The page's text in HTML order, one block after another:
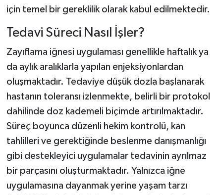
için temel bir gereklilik olarak kabul edilmektedir.
Tedavi Süreci Nasıl İşler?
Zayıflama iğnesi uygulaması genellikle haftalık ya
da aylık aralıklarla yapılan enjeksiyonlardan
oluşmaktadır. Tedaviye düşük dozla başlanarak
hastanın toleransı izlenmekte, belirli bir protokol
dahilinde doz kademeli biçimde artırılmaktadır.
Süreç boyunca düzenli hekim kontrolü, kan
tahlilleri ve gerektiğinde beslenme danışmanlığı
gibi destekleyici uygulamalar tedavinin ayrılmaz
bir parçasını oluşturmaktadır. Yalnızca iğne
uygulamasına dayanmak yerine yaşam tarzı